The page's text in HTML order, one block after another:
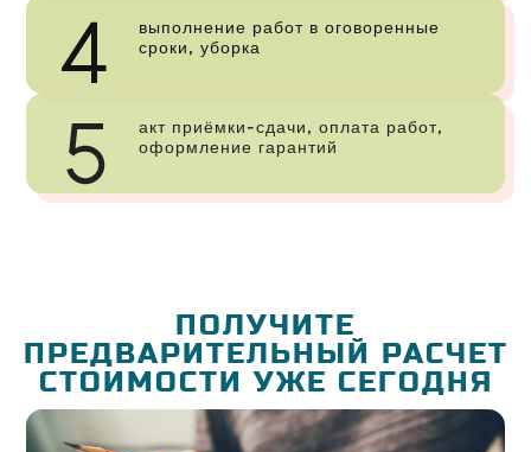
выполнение работ в оговоренные
сроки, уборка
акт приёмки-сдачи, оплата работ,
оформление гарантий
ПОЛУЧИТЕ
ПРЕДВАРИТЕЛЬНЫЙ РАСЧЕТ
СТОИМОСТИ УЖЕ СЕГОДНЯ